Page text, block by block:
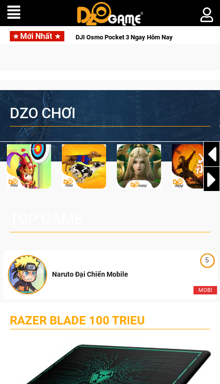
Mới Nhất
Thức Tỉnh, Săn DJI Osmo Pocket 3 Ngay Hôm Nay
DZO CHƠI
5
MOBI
Naruto Đại Chiến Mobile
RAZER BLADE 100 TRIEU